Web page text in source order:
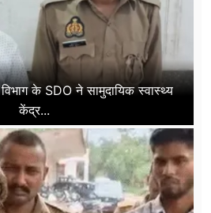
के SDO ने सामुदायिक स्वास्थ्य
केंद्र...